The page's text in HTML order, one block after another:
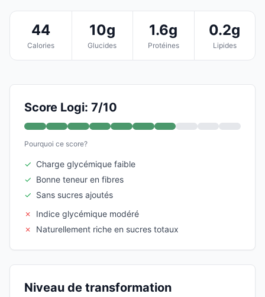
44
Calories
10g
Glucides
1.6g
Protéines
0.2g
Lipides
Score Logi: 7/10
Pourquoi ce score?
✓ Charge glycémique faible
✓ Bonne teneur en fibres
✓ Sans sucres ajoutés
✗
Indice glycémique modéré
✗
Naturellement riche en sucres totaux
Niveau de transformation